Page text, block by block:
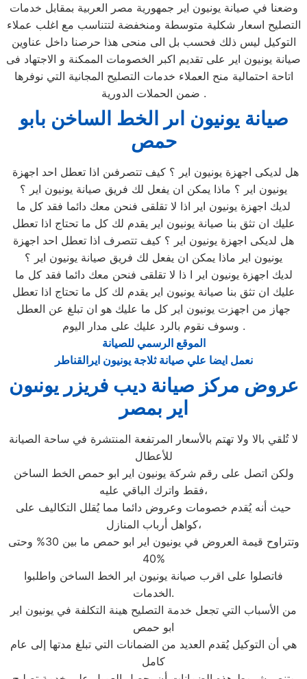
وضعنا في صيانة يونيون اير جمهورية مصر العربية بمقابل خدمات
التصليح اسعار شكلية متوسطة ومنخفضة لتتناسب مع اغلب عملاء
التوكيل ليس ذلك فحسب بل الى منحى هذا حرصنا داخل عناوين
صيانة يونيون اير على تقديم اكبر الخصومات الممكنة و الاجتهاد فى
اتاحة احتمالية منح العملاء خدمات التصليح المجانية التي نوفرها
ضمن الحملات الدورية .
صيانة يونيون اىر الخط الساخن بابو
حمص
يونيون اير ؟ ماذا يمكن ان يفعل لك فريق صيانة يونيون اير ؟
لديك اجهزة يونيون اير اذا لا تقلقى فنحن معك دائما فقد كل ما
عليك ان تثق بنا صيانة يونيون اير يقدم لك كل ما تحتاج اذا تعطل
هل لديكى اجهزة يونيون اير ؟ كيف تتصرف اذا تعطل احد اجهزة
يونيون اير ماذا يمكن ان يفعل لك فريق صيانة يونيون اير ؟
لديك اجهزة يونيون اير ا ذا لا تقلقى فنحن معك دائما فقد كل ما
عليك ان تثق بنا صيانة يونيون اير يقدم لك كل ما تحتاج اذا تعطل
جهاز من اجهزت يونيون اير كل ما عليك هو ان تبلغ عن العطل
وسوف نقوم بالرد عليك على مدار اليوم .
الموقع الرسمي للصيانة
نعمل ايضا علي صيانة ثلاجة يونيون ايرالقناطر
عروض مركز صيانة ديب فريزر يونىون
اير بمصر
لا تُلقي بالا ولا تهتم بالأسعار المرتفعة المنتشرة في ساحة الصيانة
للأعطال
ولكن اتصل على رقم شركة يونيون اير ابو حمص الخط الساخن
فقط واترك الباقي عليه،
حيث أنه يُقدم خصومات وعروض دائما مما يُقلل التكاليف على
كواهل أرباب المنازل،
وتتراوح قيمة العروض في يونيون اير ابو حمص ما بين 30% وحتى
40%
فاتصلوا على اقرب صيانة يونيون اير الخط الساخن واطلبوا
الخدمات.
من الأسباب التي تجعل خدمة التصليح هينة التكلفة في يونيون اير
ابو حمص
هي أن التوكيل يُقدم العديد من الضمانات التي تبلغ مدتها إلى عام
كامل